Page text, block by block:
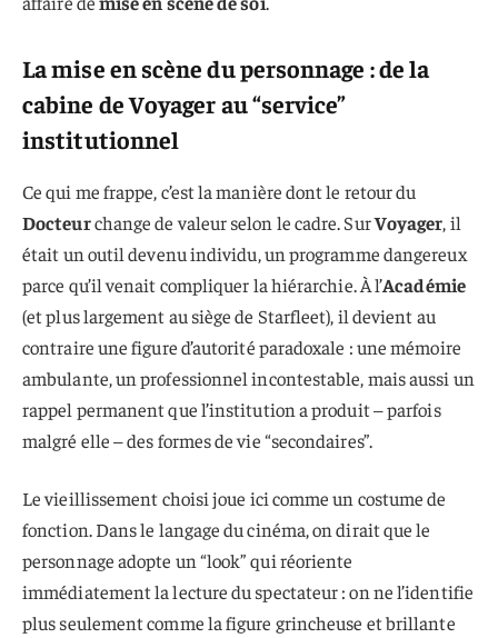
La mise en scène du personnage : de la
cabine de Voyager au “service”
institutionnel
Ce qui me frappe, c’est la manière dont le retour du
Docteurchange de valeur selon le cadre. SurVoyager, il
était un outil devenu individu, un programme dangereux
parce qu’il venait compliquer la hiérarchie. À l’Académie
(et plus largement au siège de Starfleet), il devient au
contraire une figure d’autorité paradoxale : une mémoire
ambulante, un professionnel incontestable, mais aussi un
rappel permanent que l’institution a produit – parfois
malgré elle – des formes de vie “secondaires”.
Le vieillissement choisi joue ici comme un costume de
fonction. Dans le langage du cinéma, on dirait que le
personnage adopte un “look” qui réoriente
immédiatement la lecture du spectateur : on ne l’identifie
plus seulement comme la figure grincheuse et brillante